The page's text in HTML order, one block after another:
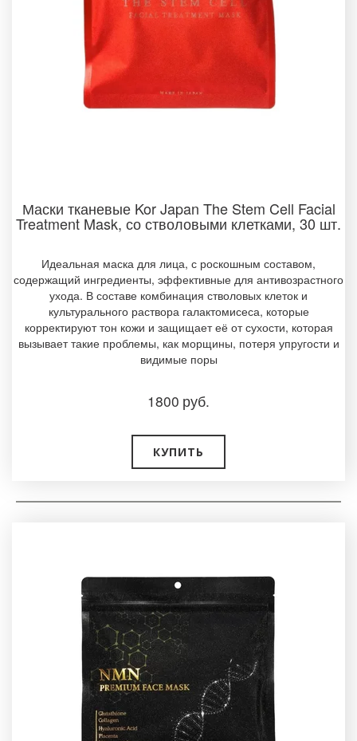
Маски тканевые Kor Japan The Stem Cell Facial
Treatment Mask, со стволовыми клетками, 30 шт.
Идеальная маска для лица, с роскошным составом,
содержащий ингредиенты, эффективные для антивозрастного
ухода. В составе комбинация стволовых клеток и
культурального раствора галактомисеса, которые
корректируют тон кожи и защищает её от сухости, которая
вызывает такие проблемы, как морщины, потеря упругости и
видимые поры
1800 руб.
КУПИТЬ